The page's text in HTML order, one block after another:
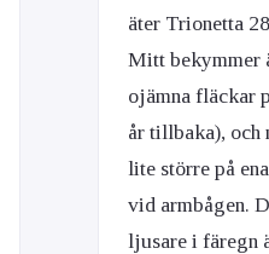
äter Trionetta
Mitt bekymmer
ojämna fläckar
år tillbaka), och
lite större på
vid armbågen.
ljusare i färegn